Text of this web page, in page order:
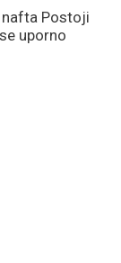
nafta Postoji
uporno